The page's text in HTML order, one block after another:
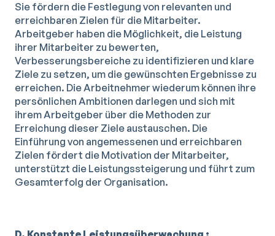
Sie fördern die Festlegung von relevanten und
erreichbaren Zielen für die Mitarbeiter.
Arbeitgeber haben die Möglichkeit, die Leistung
ihrer Mitarbeiter zu bewerten,
Verbesserungsbereiche zu identifizieren und klare
Ziele zu setzen, um die gewünschten Ergebnisse zu
erreichen. Die Arbeitnehmer wiederum können ihre
persönlichen Ambitionen darlegen und sich mit
ihrem Arbeitgeber über die Methoden zur
Erreichung dieser Ziele austauschen. Die
Einführung von angemessenen und erreichbaren
Zielen fördert die Motivation der Mitarbeiter,
unterstützt die Leistungssteigerung und führt zum
Gesamterfolg der Organisation.